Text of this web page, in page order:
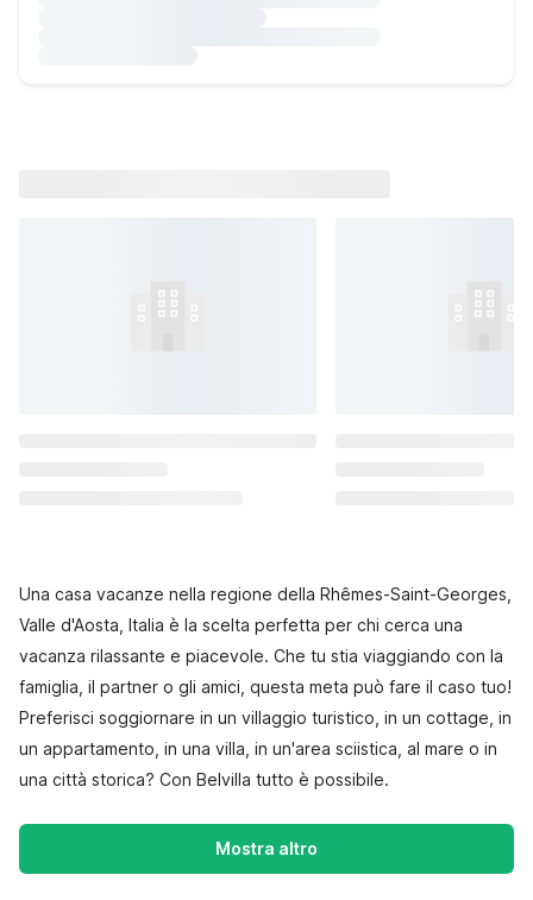
Una casa vacanze nella regione della Rhêmes-Saint-Georges,
Valle d'Aosta, Italia è la scelta perfetta per chi cerca una
vacanza rilassante e piacevole. Che tu stia viaggiando con la
famiglia, il partner o gli amici, questa meta può fare il caso tuo!
Preferisci soggiornare in un villaggio turistico, in un cottage, in
un appartamento, in una villa, in un'area sciistica, al mare o in
una città storica? Con Belvilla tutto è possibile.
Mostra altro